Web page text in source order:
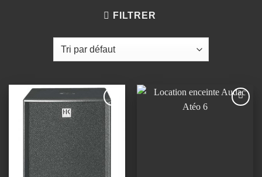
FILTRER
Ajouter
à la
wishlist